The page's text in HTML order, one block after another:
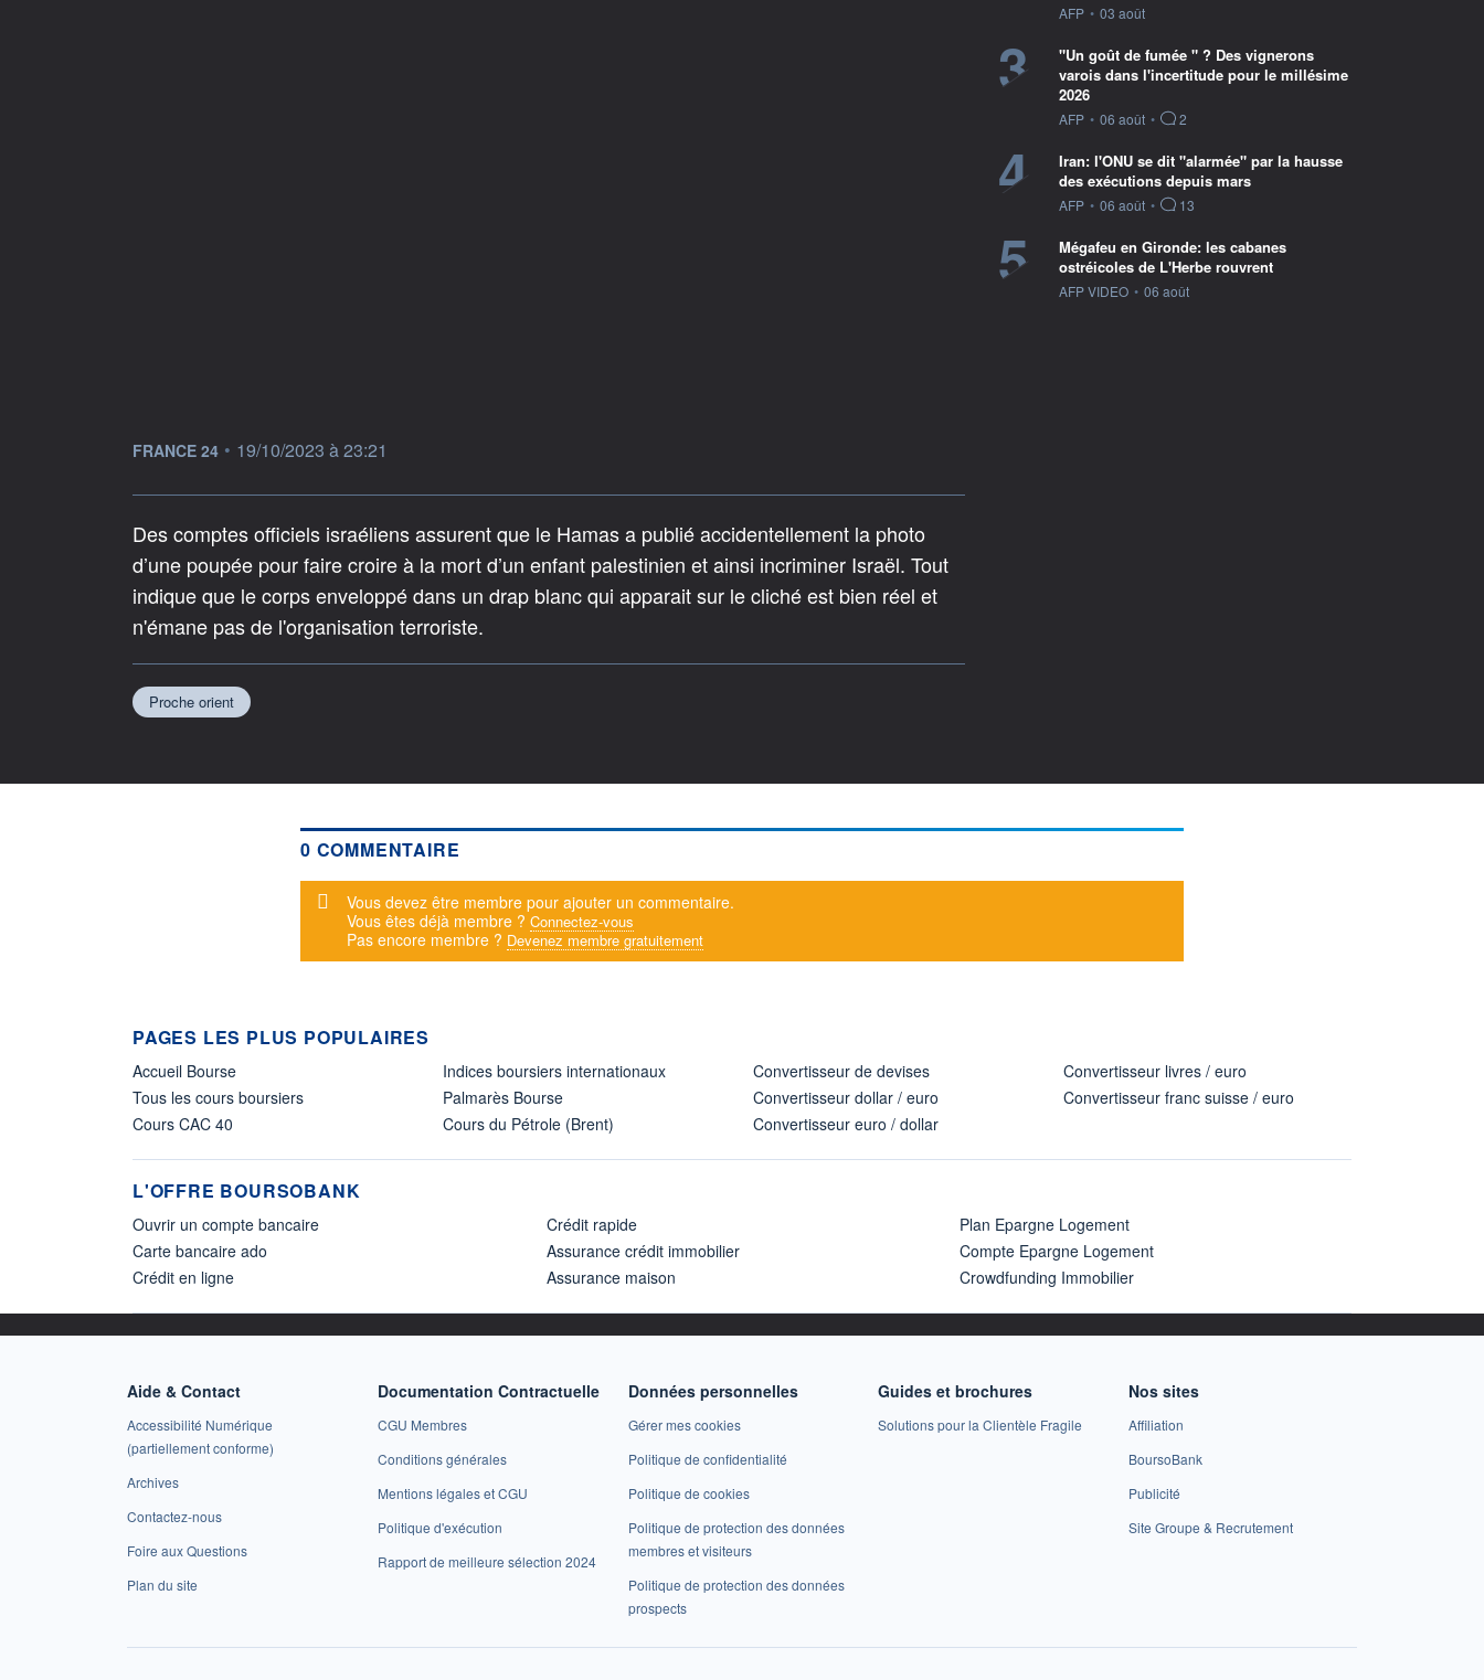
information fournie par
FRANCE 24 • 19/10/2023 à 23:21
Des comptes officiels israéliens assurent que le Hamas a publié accidentellement la photo
d’une poupée pour faire croire à la mort d’un enfant palestinien et ainsi incriminer Israël. Tout
indique que le corps enveloppé dans un drap blanc qui apparait sur le cliché est bien réel et
n'émane pas de l'organisation terroriste.
Proche orient
information fournie par
AFP • 03 août
3
"Un goût de fumée " ? Des vignerons
varois dans l'incertitude pour le millésime
2026
information fournie par
AFP • 06 août • 2
4
Iran: l'ONU se dit "alarmée" par la hausse
des exécutions depuis mars
information fournie par
AFP • 06 août • 13
5
Mégafeu en Gironde: les cabanes
ostréicoles de L'Herbe rouvrent
information fournie par
AFP VIDEO • 06 août
0 COMMENTAIRE
Message d'alerte
Vous devez être membre pour ajouter un commentaire.
Vous êtes déjà membre ? Connectez-vous
Pas encore membre ? Devenez membre gratuitement
PAGES LES PLUS POPULAIRES
Accueil Bourse
Tous les cours boursiers
Cours CAC 40
Indices boursiers internationaux
Palmarès Bourse
Cours du Pétrole (Brent)
Convertisseur de devises
Convertisseur dollar / euro
Convertisseur euro / dollar
Convertisseur livres / euro
Convertisseur franc suisse / euro
L'OFFRE BOURSOBANK
Ouvrir un compte bancaire
Carte bancaire ado
Crédit en ligne
Crédit rapide
Assurance crédit immobilier
Assurance maison
Plan Epargne Logement
Compte Epargne Logement
Crowdfunding Immobilier
Aide & Contact
Accessibilité Numérique
(partiellement conforme)
Archives
Contactez-nous
Foire aux Questions
Plan du site
Documentation Contractuelle
CGU Membres
Conditions générales
Mentions légales et CGU
Politique d'exécution
Rapport de meilleure sélection 2024
Données personnelles
Gérer mes cookies
Politique de confidentialité
Politique de cookies
Politique de protection des données
membres et visiteurs
Politique de protection des données
prospects
Guides et brochures
Solutions pour la Clientèle Fragile
Nos sites
Affiliation
BoursoBank
Publicité
Site Groupe & Recrutement